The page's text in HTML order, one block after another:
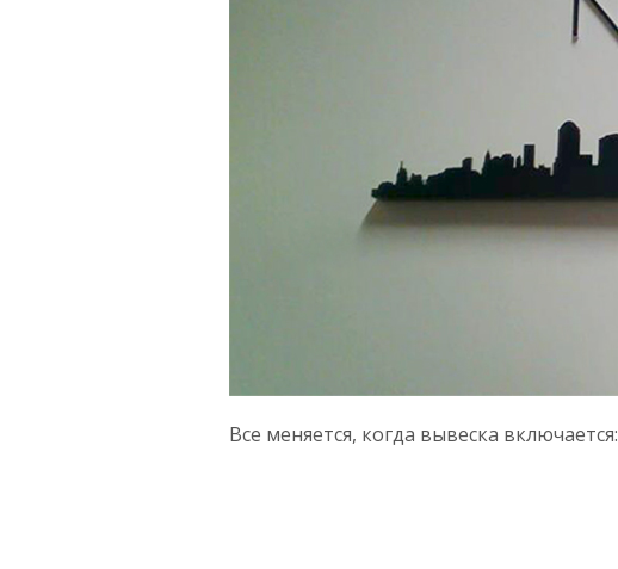
Все меняется, когда вывеска включается: